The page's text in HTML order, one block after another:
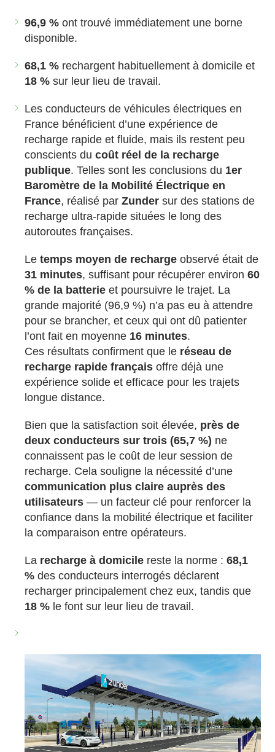
96,9 % ont trouvé immédiatement une borne
disponible.
68,1 % rechargent habituellement à domicile et
18 % sur leur lieu de travail.
Les conducteurs de véhicules électriques en
France bénéficient d’une expérience de
recharge rapide et fluide, mais ils restent peu
conscients ducoût réel de la recharge
publique. Telles sont les conclusions du 1er
Baromètre de la Mobilité Électrique en
France, réalisé parZunder sur des stations de
recharge ultra-rapide situées le long des
autoroutes françaises.
Letemps moyen de recharge observé était de
31 minutes, suffisant pour récupérer environ60
% de la batterie et poursuivre le trajet. La
grande majorité (96,9 %) n’a pas eu à attendre
pour se brancher, et ceux qui ont dû patienter
l’ont fait en moyenne 16 minutes.
Ces résultats confirment que le réseau de
recharge rapide français offre déjà une
expérience solide et efficace pour les trajets
longue distance.
Bien que la satisfaction soit élevée, près de
deux conducteurs sur trois (65,7 %) ne
connaissent pas le coût de leur session de
recharge. Cela souligne la nécessité d’une
communication plus claire auprès des
utilisateurs — un facteur clé pour renforcer la
confiance dans la mobilité électrique et faciliter
la comparaison entre opérateurs.
La recharge à domicile reste la norme :68,1
% des conducteurs interrogés déclarent
recharger principalement chez eux, tandis que
18 % le font sur leur lieu de travail.